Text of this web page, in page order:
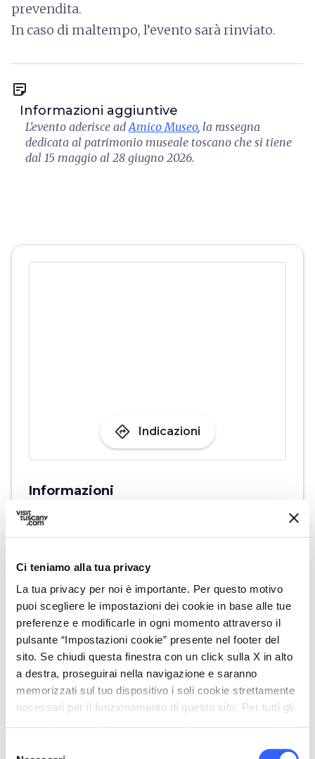
Ci teniamo alla tua privacy
La tua privacy per noi è importante. Per questo motivo
puoi scegliere le impostazioni dei cookie in base alle tue
preferenze e modificarle in ogni momento attraverso il
pulsante “Impostazioni cookie” presente nel footer del
sito. Se chiudi questa finestra con un click sulla X in alto
a destra, proseguirai nella navigazione e saranno
memorizzati sul tuo dispositivo i soli cookie strettamente
necessari per il funzionamento di questo sito. Per tutti gli
prevendita.
In caso di maltempo, l’evento sarà rinviato.
sticky_note_2
Informazioni aggiuntive
L'evento aderisce adAmico Museo, la rassegna
dedicata al patrimonio museale toscano che si tiene
dal 15 maggio al 28 giugno 2026.
directions Indicazioni
Informazioni
home
Via di Gonfienti, 4, 59100 Prato PO
schedule Quando
dalle09:30alle11:00
email Email
museo.palazzopretorio@comune.prato.i
t
open_in_new
language Sito Web
https://www.palazzopretorio.prato.it/it/
63&appointment=b807e730-3f32-11f1-8f1a-